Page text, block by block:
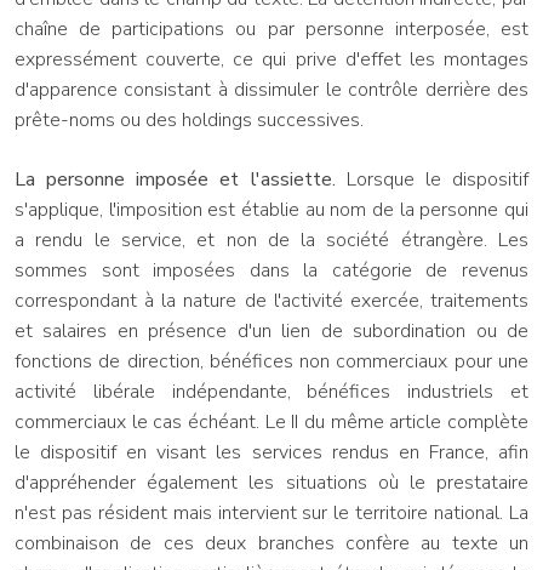
chaîne de participations ou par personne interposée, est
expressément couverte, ce qui prive d'effet les montages
d'apparence consistant à dissimuler le contrôle derrière des
prête-noms ou des holdings successives.
La personne imposée et l'assiette. Lorsque le dispositif
s'applique, l'imposition est établie au nom de la personne qui
a rendu le service, et non de la société étrangère. Les
sommes sont imposées dans la catégorie de revenus
correspondant à la nature de l'activité exercée, traitements
et salaires en présence d'un lien de subordination ou de
fonctions de direction, bénéfices non commerciaux pour une
activité libérale indépendante, bénéfices industriels et
commerciaux le cas échéant. Le II du même article complète
le dispositif en visant les services rendus en France, afin
d'appréhender également les situations où le prestataire
n'est pas résident mais intervient sur le territoire national. La
combinaison de ces deux branches confère au texte un